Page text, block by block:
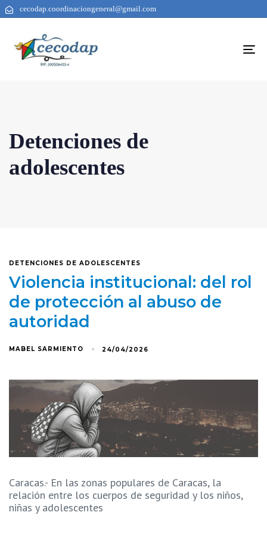
cecodap.coordinaciongeneral@gmail.com
Detenciones de
adolescentes
DETENCIONES DE ADOLESCENTES
Violencia institucional: del rol
de protección al abuso de
autoridad
MABEL SARMIENTO 24/04/2026
Caracas.- En las zonas populares de Caracas, la
relación entre los cuerpos de seguridad y los niños,
niñas y adolescentes